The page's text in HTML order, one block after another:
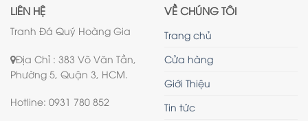
LIÊN HỆ
Tranh Đá Quý Hoàng Gia
Địa Chỉ : 383 Võ Văn Tần,
Phường 5, Quận 3, HCM.
Hotline: 0931 780 852
VỀ CHÚNG TÔI
Trang chủ
Cửa hàng
Giới Thiệu
Tin tức